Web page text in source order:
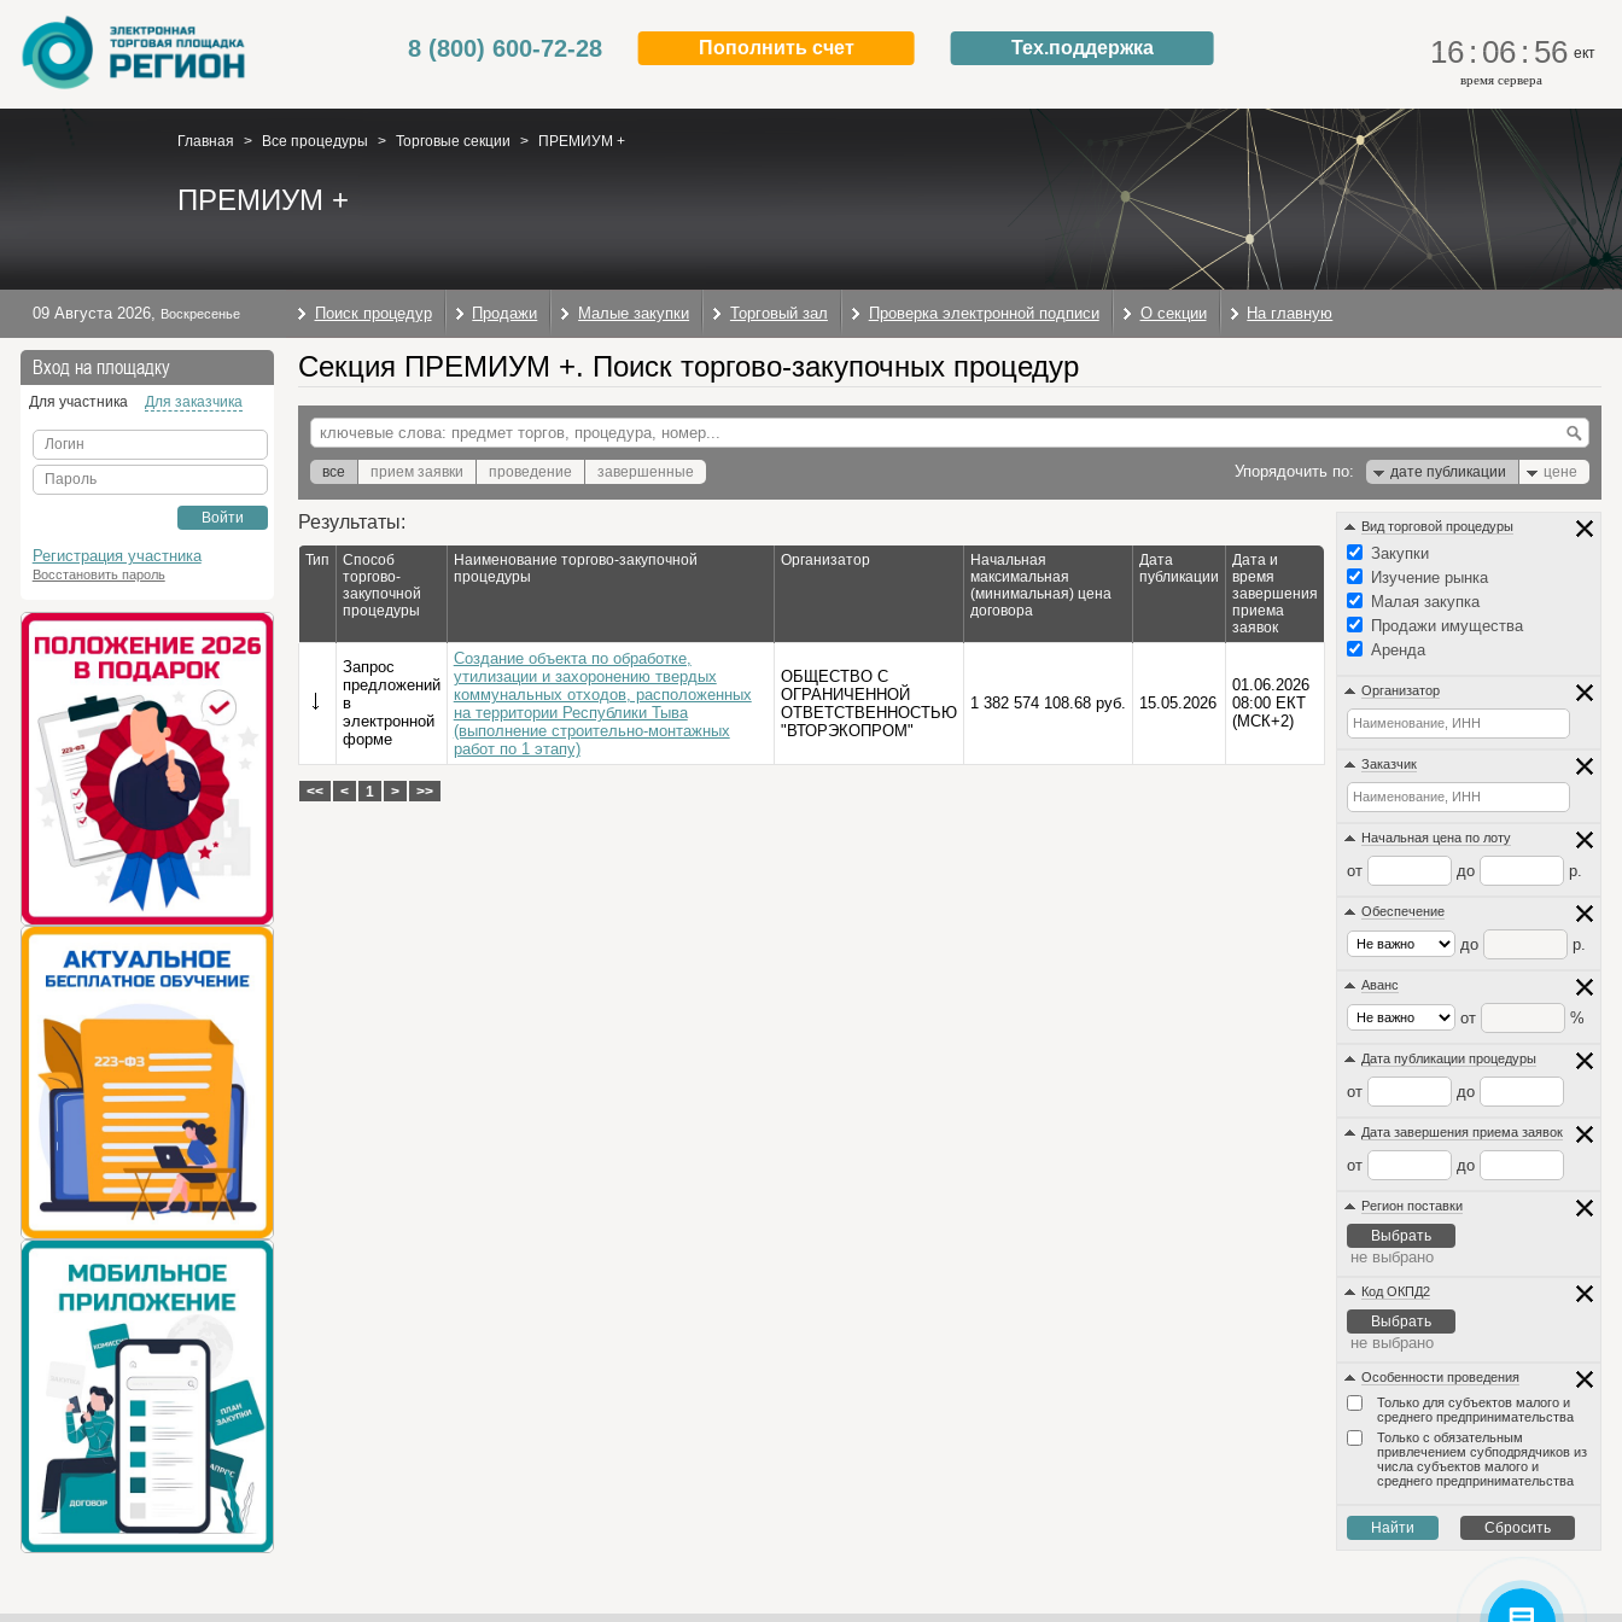
8 (800) 600-72-28 Пополнить счет Тех.поддержка 16 : 06 : 56 ект
время сервера
Главная > Все процедуры > Торговые секции > ПРЕМИУМ +
ПРЕМИУМ +
09 Августа 2026, Воскресенье Поиск процедур Продажи Малые закупки Торговый зал Проверка электронной подписи О секции На главную
Вход на площадку
Для участника Для заказчика
Логин
Пароль
Войти
Регистрация участника
Восстановить пароль
Секция ПРЕМИУМ +. Поиск торгово-закупочных процедур
все прием заявки проведение завершенные Упорядочить по: дате публикации цене
Результаты:
Тип
Способ
торгово-
закупочной
процедуры
Наименование торгово-закупочной
процедуры
Организатор
Начальная
максимальная
(минимальная) цена
договора
Дата
публикации
Дата и
время
завершения
приема
заявок
Запрос
предложений
в
электронной
форме
Создание объекта по обработке,
утилизации и захоронению твердых
коммунальных отходов, расположенных
на территории Республики Тыва
(выполнение строительно-монтажных
работ по 1 этапу)
ОБЩЕСТВО С
ОГРАНИЧЕННОЙ
ОТВЕТСТВЕННОСТЬЮ
"ВТОРЭКОПРОМ"
1 382 574 108.68 руб. 15.05.2026
01.06.2026
08:00 ЕКТ
(МСК+2)
<< < 1 > >>
Вид торговой процедуры
Закупки
Изучение рынка
Малая закупка
Продажи имущества
Аренда
Организатор
Заказчик
Начальная цена по лоту
от до р.
Обеспечение
до р.
Аванс
от %
Дата публикации процедуры
от до
Дата завершения приема заявок
от до
Регион поставки
Выбрать
не выбрано
Код ОКПД2
Выбрать
не выбрано
Особенности проведения
Только для субъектов малого и
среднего предпринимательства
Только с обязательным
привлечением субподрядчиков из
числа субъектов малого и
среднего предпринимательства
Найти Сбросить